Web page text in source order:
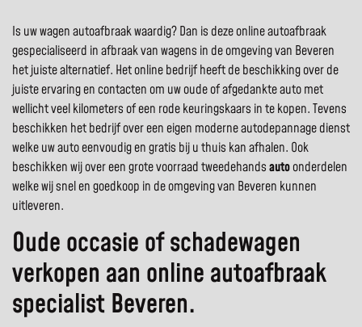
Is uw wagen autoafbraak waardig? Dan is deze online autoafbraak
gespecialiseerd in afbraak van wagens in de omgeving van Beveren
het juiste alternatief. Het online bedrijf heeft de beschikking over de
juiste ervaring en contacten om uw oude of afgedankte auto met
wellicht veel kilometers of een rode keuringskaars in te kopen. Tevens
beschikken het bedrijf over een eigen moderne autodepannage dienst
welke uw auto eenvoudig en gratis bij u thuis kan afhalen. Ook
beschikken wij over een grote voorraad tweedehandsautoonderdelen
welke wij snel en goedkoop in de omgeving van Beveren kunnen
uitleveren.
Oude occasie of schadewagen
verkopen aan online autoafbraak
specialist Beveren.